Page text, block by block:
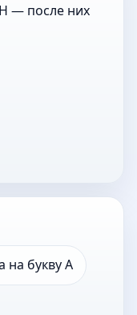
— после них
на букву А